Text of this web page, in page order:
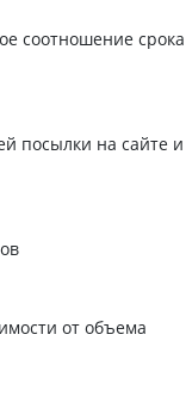
соотношение
посылки на сайте и
от объема